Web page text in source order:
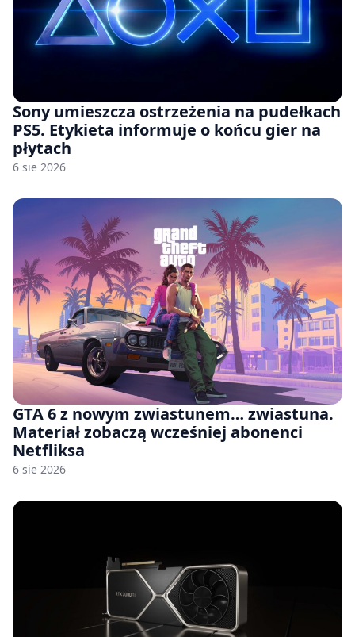
Sony umieszcza ostrzeżenia na pudełkach
PS5. Etykieta informuje o końcu gier na
płytach
6 sie 2026
GTA 6 z nowym zwiastunem… zwiastuna.
Materiał zobaczą wcześniej abonenci
Netfliksa
6 sie 2026